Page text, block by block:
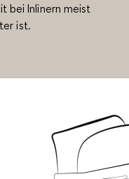
bei Inlinern meist
ist.